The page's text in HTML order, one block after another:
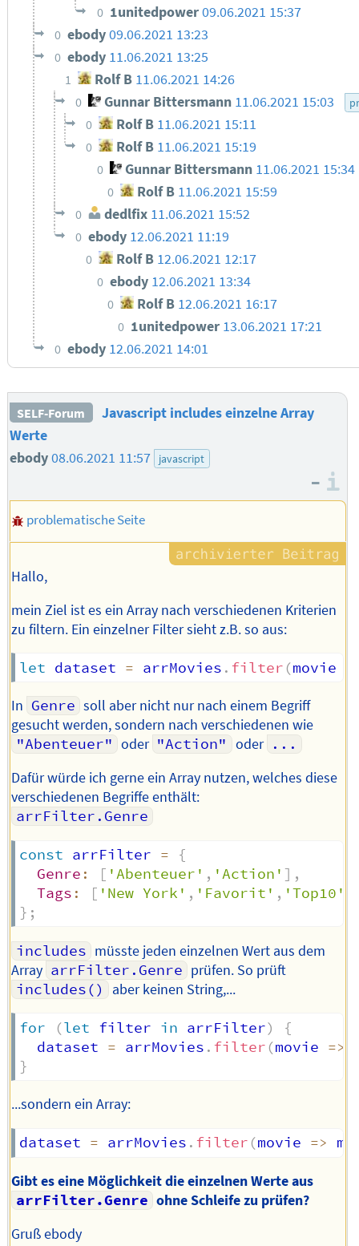
0 1unitedpower09.06.2021 15:37
0 ebody09.06.2021 13:23
0 ebody 11.06.2021 13:25
1 Rolf B 11.06.2021 14:26
0 Gunnar Bittersmann 11.06.2021 15:03
0 Rolf B 11.06.2021 15:11
0 Rolf B 11.06.2021 15:19
0 Gunnar Bittersmann 11.06.2021 15:34
0 Rolf B 11.06.2021 15:59
0 dedlfix 11.06.2021 15:52
0 ebody 12.06.2021 11:19
0 Rolf B 12.06.2021 12:17
0 ebody 12.06.2021 13:34
0 Rolf B 12.06.2021 16:17
0 1unitedpower 13.06.2021 17:21
0 ebody 12.06.2021 14:01
SELF-Forum
Javascript includes einzelne Array
Werte
ebody08.06.2021 11:57 javascript
–
problematische Seite
Hallo,
mein Ziel ist es ein Array nach verschiedenen Kriterien
zu filtern. Ein einzelner Filter sieht z.B. so aus:
let dataset = arrMovies . filter (movie
In Genre soll aber nicht nur nach einem Begriff
gesucht werden, sondern nach verschiedenen wie
"Abenteuer" oder "Action" oder ...
Dafür würde ich gerne ein Array nutzen, welches diese
verschiedenen Begriffe enthält:
arrFilter.Genre
const arrFilter =
{
Genre : [ 'Abenteuer' , 'Action' ] ,
Tags : [ 'New York' , 'Favorit' , 'Top10'
} ;
includes müsste jeden einzelnen Wert aus dem
Array arrFilter.Genre prüfen. So prüft
includes()
aber keinen String,...
for (let filter in arrFilter)
{
  dataset
= arrMovies . filter (movie =>
}
...sondern ein Array:
dataset = arrMovies . filter (movie =>
Gibt es eine Möglichkeit die einzelnen Werte aus
arrFilter.Genre ohne Schleife zu prüfen?
Gruß ebody